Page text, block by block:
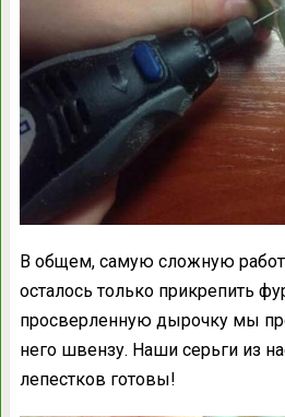
В общем, самую сложную
осталось только прикрепить
просверленную дырочку мы
него швензу. Наши серьги из
лепестков готовы!